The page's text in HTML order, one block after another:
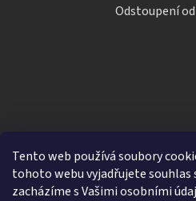
Tento web používá soubory
tohoto webu vyjadřujete souhlas
zacházíme s Vašimi osobními
Odstoupení
Vytvořil